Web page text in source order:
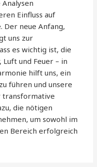
Einfluss auf
Der neue Anfang,
uns zur
es wichtig ist, die
Luft und Feuer – in
hilft uns, ein
führen und unsere
transformative
die nötigen
um sowohl im
Bereich erfolgreich